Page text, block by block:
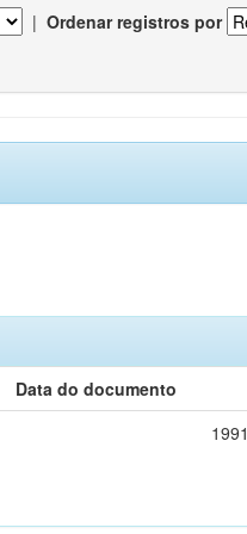
| Ordenar registros por
Data do documento
1991